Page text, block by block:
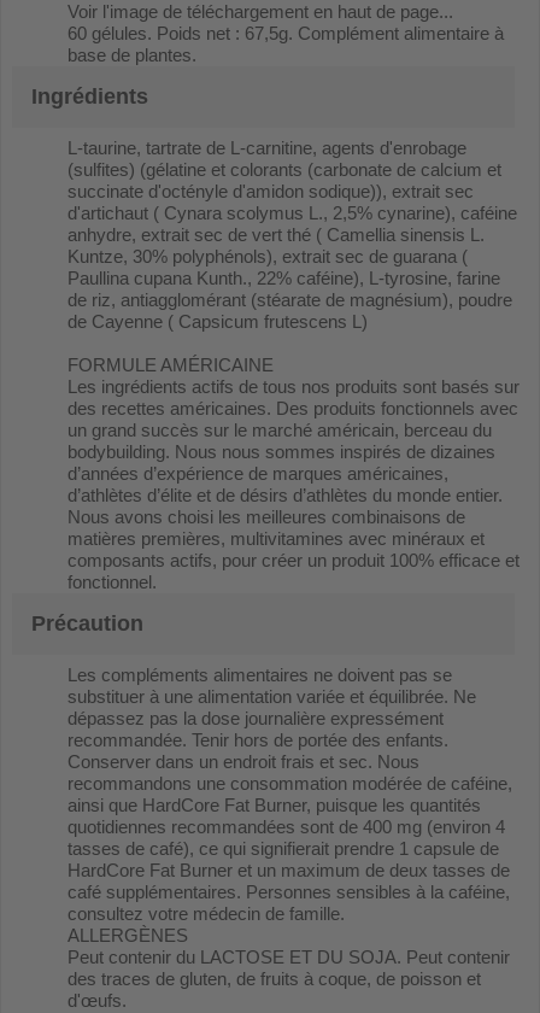
Voir l'image de téléchargement en haut de page...
60 gélules. Poids net : 67,5g. Complément alimentaire à
base de plantes.
Ingrédients
L-taurine, tartrate de L-carnitine, agents d'enrobage
(sulfites) (gélatine et colorants (carbonate de calcium et
succinate d'octényle d'amidon sodique)), extrait sec
d'artichaut ( Cynara scolymus L., 2,5% cynarine), caféine
anhydre, extrait sec de vert thé ( Camellia sinensis L.
Kuntze, 30% polyphénols), extrait sec de guarana (
Paullina cupana Kunth., 22% caféine), L-tyrosine, farine
de riz, antiagglomérant (stéarate de magnésium), poudre
de Cayenne ( Capsicum frutescens L)
FORMULE AMÉRICAINE
Les ingrédients actifs de tous nos produits sont basés sur
des recettes américaines. Des produits fonctionnels avec
un grand succès sur le marché américain, berceau du
bodybuilding. Nous nous sommes inspirés de dizaines
d’années d’expérience de marques américaines,
d’athlètes d’élite et de désirs d’athlètes du monde entier.
Nous avons choisi les meilleures combinaisons de
matières premières, multivitamines avec minéraux et
composants actifs, pour créer un produit 100% efficace et
fonctionnel.
Précaution
Les compléments alimentaires ne doivent pas se
substituer à une alimentation variée et équilibrée. Ne
dépassez pas la dose journalière expressément
recommandée. Tenir hors de portée des enfants.
Conserver dans un endroit frais et sec. Nous
recommandons une consommation modérée de caféine,
ainsi que HardCore Fat Burner, puisque les quantités
quotidiennes recommandées sont de 400 mg (environ 4
tasses de café), ce qui signifierait prendre 1 capsule de
HardCore Fat Burner et un maximum de deux tasses de
café supplémentaires. Personnes sensibles à la caféine,
consultez votre médecin de famille.
ALLERGÈNES
Peut contenir du LACTOSE ET DU SOJA. Peut contenir
des traces de gluten, de fruits à coque, de poisson et
d'œufs.